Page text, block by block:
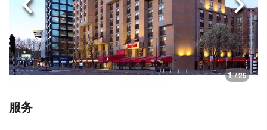
1 / 25
上一页 下一
服务